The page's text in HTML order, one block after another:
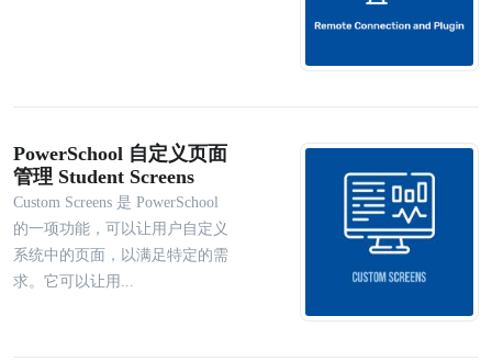
PowerSchool 自定义页面
管理 Student Screens
Custom Screens 是 PowerSchool
的一项功能，可以让用户自定义
系统中的页面，以满足特定的需
求。它可以让用...